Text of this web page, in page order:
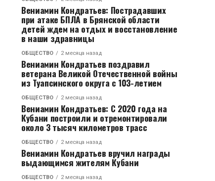
Вениамин Кондратьев: Пострадавших
при атаке БПЛА в Брянской области
детей ждем на отдых и восстановление
в наши здравницы
ОБЩЕСТВО 2 месяца назад
Вениамин Кондратьев поздравил
ветерана Великой Отечественной войны
из Туапсинского округа с 103-летием
ОБЩЕСТВО 2 месяца назад
Вениамин Кондратьев: С 2020 года на
Кубани построили и отремонтировали
около 3 тысяч километров трасс
ОБЩЕСТВО 2 месяца назад
Вениамин Кондратьев вручил награды
выдающимся жителям Кубани
ОБЩЕСТВО 2 месяца назад